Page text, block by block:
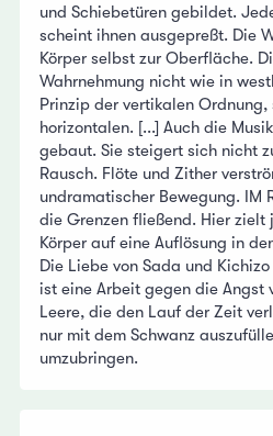
und Schiebetüren gebildet.
scheint ihnen ausgepreßt. Die
Körper selbst zur Oberfläche.
Wahrnehmung nicht wie in
Prinzip der vertikalen
horizontalen. [...] Auch die
gebaut. Sie steigert sich nicht
Rausch. Flöte und Zither
undramatischer Bewegung. IM
die Grenzen fließend. Hier zielt
Körper auf eine Auflösung in
Die Liebe von Sada und
ist eine Arbeit gegen die Angst
Leere, die den Lauf der Zeit
nur mit dem Schwanz
umzubringen.